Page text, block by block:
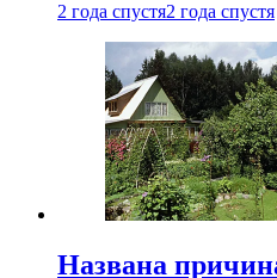
2 года спустя2 года спустя
Названа